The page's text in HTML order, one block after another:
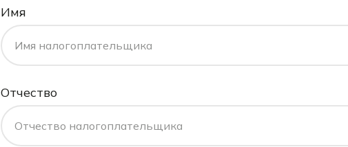
Имя
Имя налогоплательщика
Отчество
Отчество налогоплательщика